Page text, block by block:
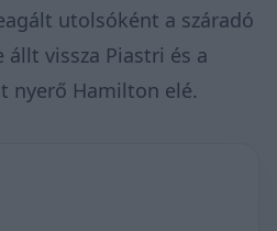
utolsóként a száradó
állt vissza Piastri és a
nyerő Hamilton elé.